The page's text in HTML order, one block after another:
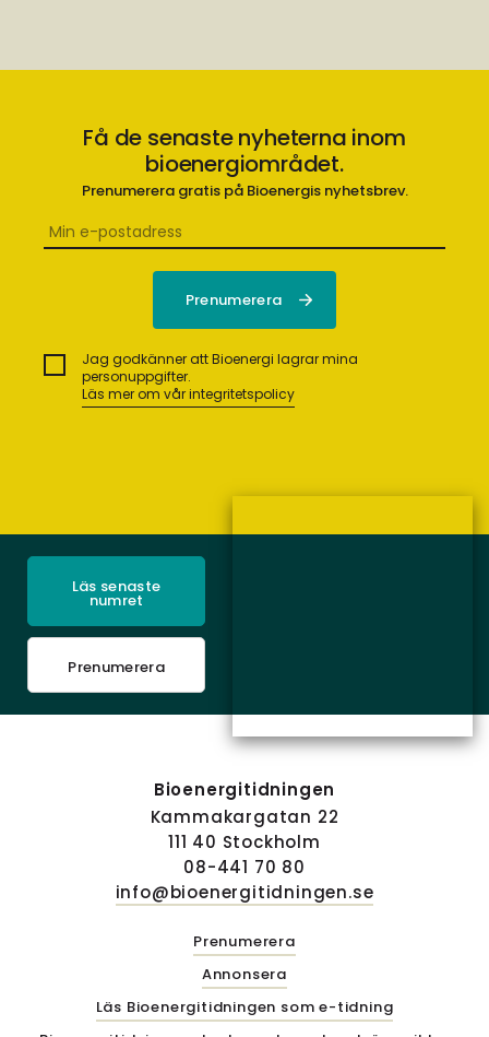
Få de senaste nyheterna inom
bioenergiområdet.
Prenumerera gratis på Bioenergis nyhetsbrev.
Jag godkänner att Bioenergi lagrar mina
personuppgifter.
Läs mer om vår integritetspolicy
Läs senaste
numret
Prenumerera
Bioenergitidningen
Kammakargatan 22
111 40 Stockholm
08-441 70 80
info@bioenergitidningen.se
Prenumerera
Annonsera
Läs Bioenergitidningen som e-tidning